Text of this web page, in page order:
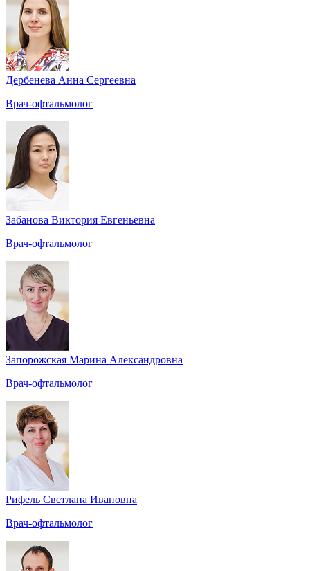
Дербенева Анна Сергеевна
Врач-офтальмолог
Забанова Виктория Евгеньевна
Врач-офтальмолог
Запорожская Марина Александровна
Врач-офтальмолог
Рифель Светлана Ивановна
Врач-офтальмолог